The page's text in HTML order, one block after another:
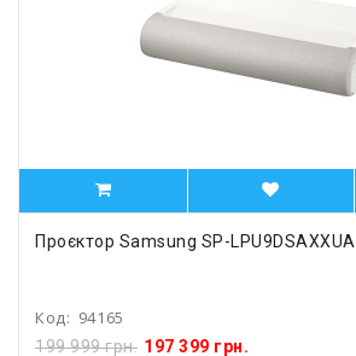
Проєктор Samsung SP-LPU9DSAXXUA
Код: 94165
199 999 грн. 197 399 грн.